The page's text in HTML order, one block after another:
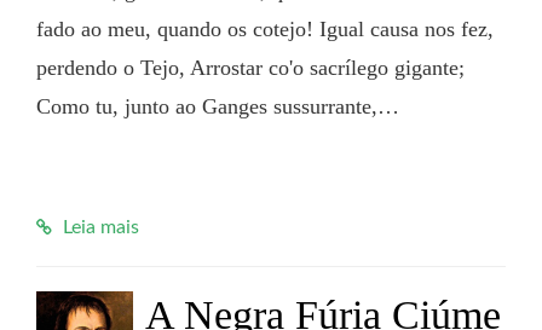
fado ao meu, quando os cotejo! Igual causa nos fez,
perdendo o Tejo, Arrostar co'o sacrílego gigante;
Como tu, junto ao Ganges sussurrante,…
Leia mais
A Negra Fúria Ciúme